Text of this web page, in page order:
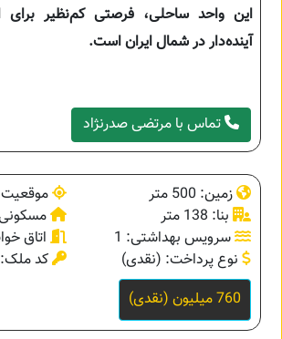
این واحد ساحلی، فرصتی کم‌نظیر
آینده‌دار در شمال ایران است.
تماس با مرتضی صدرنژاد
زمین: 500 متر
بنا: 138 متر
سرویس بهداشتی: 1
اتاق
نوع پرداخت: (نقدی)
کد ملک:
760 میلیون (نقدی)